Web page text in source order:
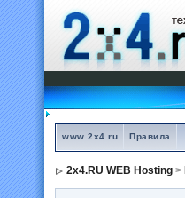
www.2x4.ru Правила
2x4.RU WEB Hosting >